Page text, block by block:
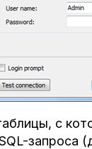
с
запроса